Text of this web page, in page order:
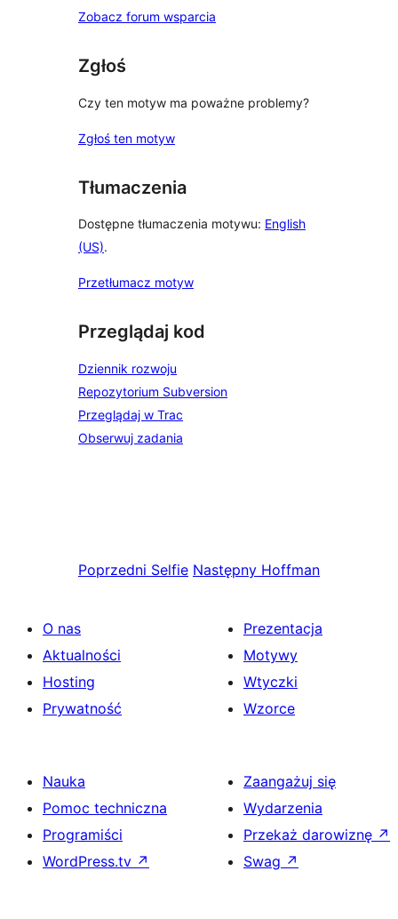
Zobacz forum wsparcia
Zgłoś
Czy ten motyw ma poważne problemy?
Zgłoś ten motyw
Tłumaczenia
Dostępne tłumaczenia motywu: English
(US).
Przetłumacz motyw
Przeglądaj kod
Dziennik rozwoju
Repozytorium Subversion
Przeglądaj w Trac
Obserwuj zadania
Poprzedni Selfie Następny Hoffman
O nas
Aktualności
Hosting
Prywatność
Prezentacja
Motywy
Wtyczki
Wzorce
Nauka
Pomoc techniczna
Programiści
WordPress.tv ↗
Zaangażuj się
Wydarzenia
Przekaż darowiznę ↗
Swag ↗